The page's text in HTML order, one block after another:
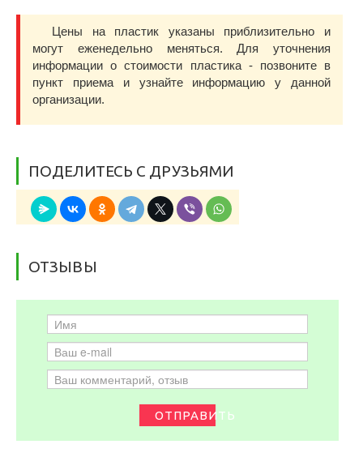
Цены на пластик указаны приблизительно и
могут еженедельно меняться. Для уточнения
информации о стоимости пластика - позвоните в
пункт приема и узнайте информацию у данной
организации.
ПОДЕЛИТЕСЬ С ДРУЗЬЯМИ
ОТЗЫВЫ
ОТПРАВИТЬ